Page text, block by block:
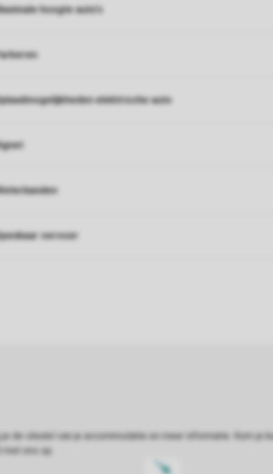
hoogte auto's
elektrische auto
vervoer